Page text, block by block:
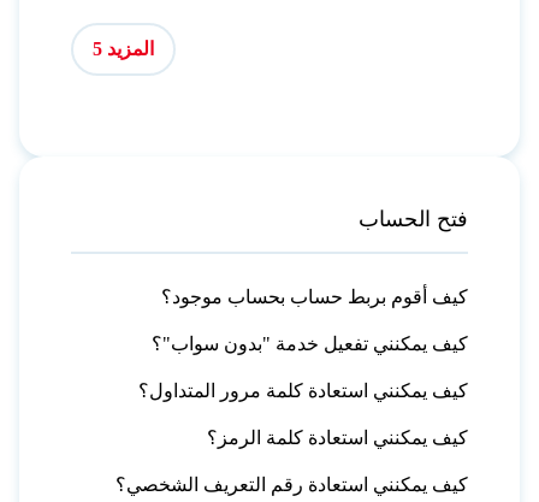
المزيد 5
فتح الحساب
كيف أقوم بربط حساب بحساب موجود؟
كيف يمكنني تفعيل خدمة "بدون سواب"؟
كيف يمكنني استعادة كلمة مرور المتداول؟
كيف يمكنني استعادة كلمة الرمز؟
كيف يمكنني استعادة رقم التعريف الشخصي؟